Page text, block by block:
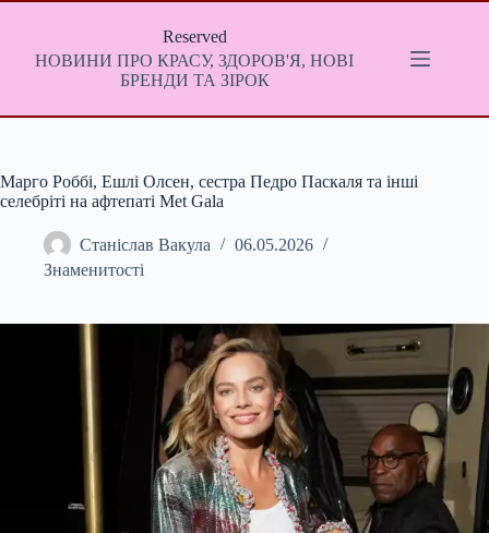
Перейти
Reserved
НОВИНИ ПРО КРАСУ, ЗДОРОВ'Я, НОВІ
БРЕНДИ ТА ЗІРОК
Марго Роббі, Ешлі Олсен, сестра Педро Паскаля та інші
селебріті на афтепаті Met Gala
Станіслав Вакула
06.05.2026
Знаменитості